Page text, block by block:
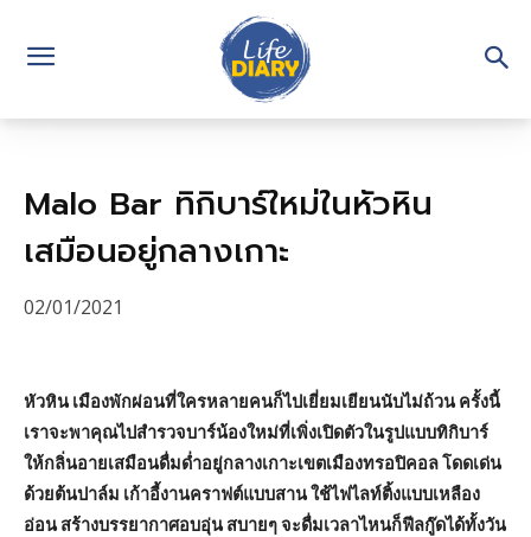
Malo Bar ทิกิบาร์ใหม่ในหัวหิน
เสมือนอยู่กลางเกาะ
02/01/2021
หัวหิน เมืองพักผ่อนที่ใครหลายคนก็ไปเยี่ยมเยียนนับไม่ถ้วน ครั้งนี้
เราจะพาคุณไปสำรวจบาร์น้องใหม่ที่เพิ่งเปิดตัวในรูปแบบทิกิบาร์
ให้กลิ่นอายเสมือนดื่มด่ำอยู่กลางเกาะเขตเมืองทรอปิคอล โดดเด่น
ด้วยต้นปาล์ม เก้าอี้งานคราฟต์แบบสาน ใช้ไฟไลท์ติ้งแบบเหลือง
อ่อน สร้างบรรยากาศอบอุ่น สบายๆ จะดื่มเวลาไหนก็ฟีลกู๊ดได้ทั้งวัน